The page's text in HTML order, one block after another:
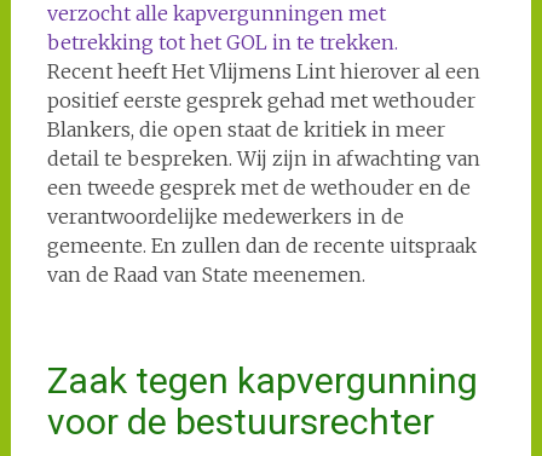
verzocht alle kapvergunningen met
betrekking tot het GOL in te trekken.
Recent heeft Het Vlijmens Lint hierover al een
positief eerste gesprek gehad met wethouder
Blankers, die open staat de kritiek in meer
detail te bespreken. Wij zijn in afwachting van
een tweede gesprek met de wethouder en de
verantwoordelijke medewerkers in de
gemeente. En zullen dan de recente uitspraak
van de Raad van State meenemen.
Zaak tegen kapvergunning
voor de bestuursrechter